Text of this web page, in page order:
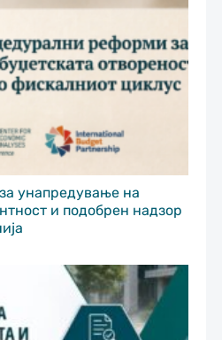
унапредување на
и подобрен надзор